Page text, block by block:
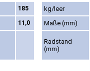
185
kg/leer
11,0 Maße (mm)
Radstand
(mm)